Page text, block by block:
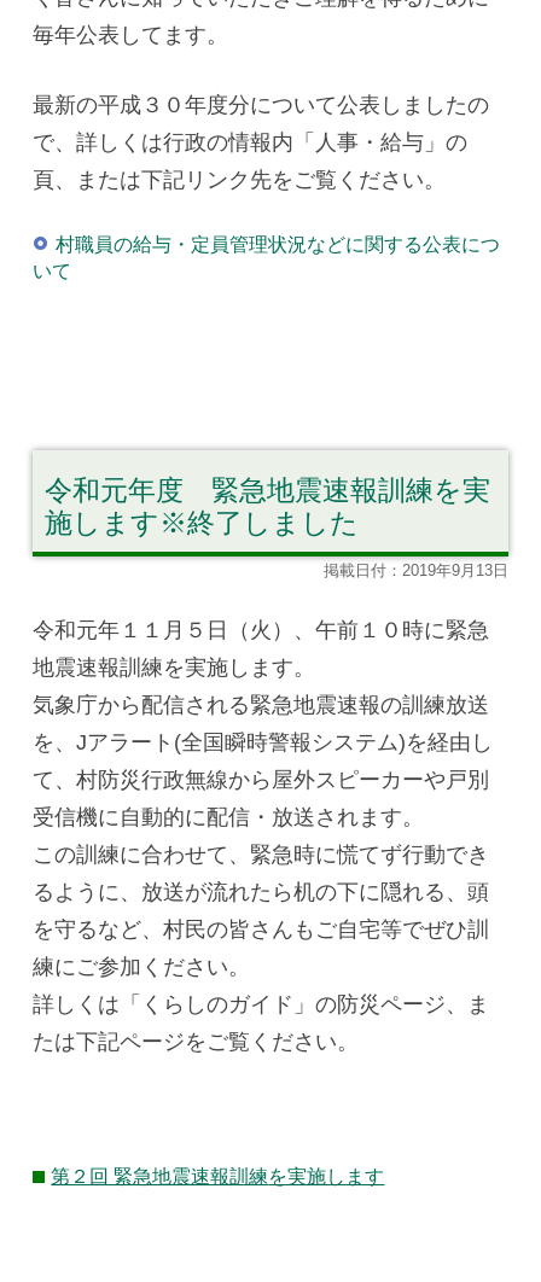
毎年公表してます。
最新の平成３０年度分について公表しましたの
で、詳しくは行政の情報内「人事・給与」の
頁、または下記リンク先をご覧ください。
村職員の給与・定員管理状況などに関する公表につ
いて
令和元年度 緊急地震速報訓練を実
施します※終了しました
掲載日付：2019年9月13日
令和元年１１月５日（火）、午前１０時に緊急
地震速報訓練を実施します。
気象庁から配信される緊急地震速報の訓練放送
を、Jアラート(全国瞬時警報システム)を経由し
て、村防災行政無線から屋外スピーカーや戸別
受信機に自動的に配信・放送されます。
この訓練に合わせて、緊急時に慌てず行動でき
るように、放送が流れたら机の下に隠れる、頭
を守るなど、村民の皆さんもご自宅等でぜひ訓
練にご参加ください。
詳しくは「くらしのガイド」の防災ページ、ま
たは下記ページをご覧ください。
第２回 緊急地震速報訓練を実施します